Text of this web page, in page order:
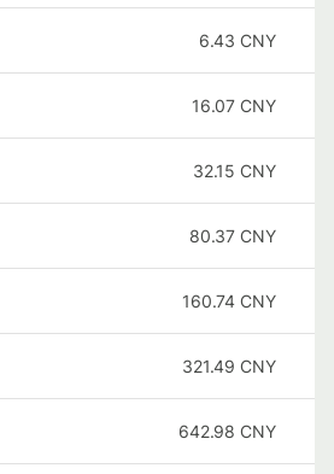
6.43 CNY
16.07 CNY
32.15 CNY
80.37 CNY
160.74 CNY
321.49 CNY
642.98 CNY